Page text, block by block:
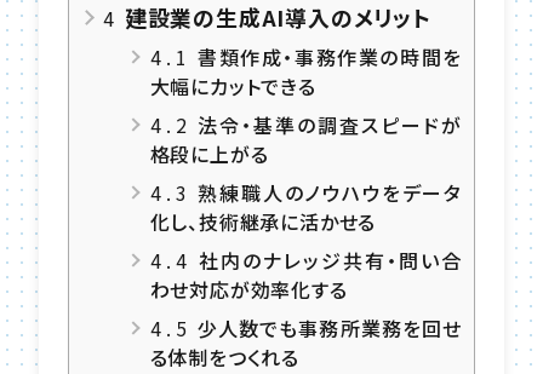
4 建設業の生成AI導入のメリット
4.1 書類作成・事務作業の時間を
大幅にカットできる
4.2 法令・基準の調査スピードが
格段に上がる
4.3 熟練職人のノウハウをデータ
化し、技術継承に活かせる
4.4 社内のナレッジ共有・問い合
わせ対応が効率化する
4.5 少人数でも事務所業務を回せ
る体制をつくれる